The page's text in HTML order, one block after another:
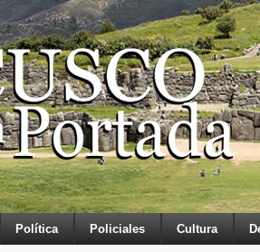
Política Policiales Cultura